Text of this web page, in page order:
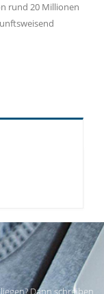
rund 20 Millionen
Dann schreiben